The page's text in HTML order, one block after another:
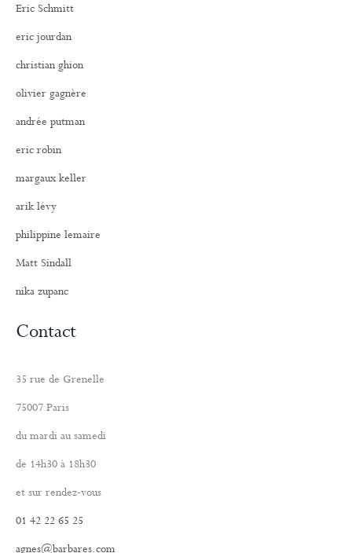
Eric Schmitt
eric jourdan
christian ghion
olivier gagnère
andrée putman
eric robin
margaux keller
arik lévy
philippine lemaire
Matt Sindall
nika zupanc
Contact
35 rue de Grenelle
75007 Paris
du mardi au samedi
de 14h30 à 18h30
et sur rendez-vous
01 42 22 65 25
agnes@barbares.com